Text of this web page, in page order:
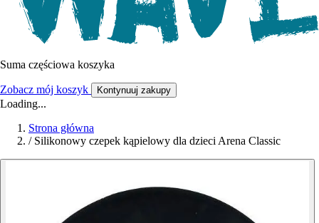
Suma częściowa koszyka
Zobacz mój koszyk Kontynuuj zakupy
Loading...
Strona główna
/ Silikonowy czepek kąpielowy dla dzieci Arena Classic